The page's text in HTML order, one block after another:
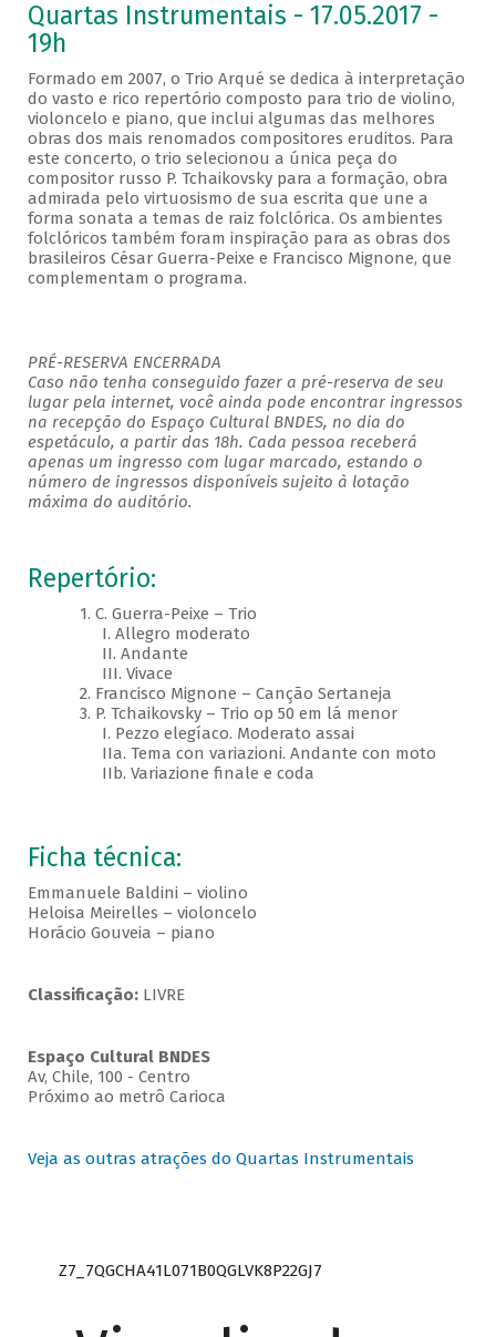
Quartas Instrumentais - 17.05.2017 -
19h
Formado em 2007, o Trio Arqué se dedica à interpretação
do vasto e rico repertório composto para trio de violino,
violoncelo e piano, que inclui algumas das melhores
obras dos mais renomados compositores eruditos. Para
este concerto, o trio selecionou a única peça do
compositor russo P. Tchaikovsky para a formação, obra
admirada pelo virtuosismo de sua escrita que une a
forma sonata a temas de raiz folclórica. Os ambientes
folclóricos também foram inspiração para as obras dos
brasileiros César Guerra-Peixe e Francisco Mignone, que
complementam o programa.
PRÉ-RESERVA ENCERRADA
Caso não tenha conseguido fazer a pré-reserva de seu
lugar pela internet, você ainda pode encontrar ingressos
na recepção do Espaço Cultural BNDES, no dia do
espetáculo, a partir das 18h. Cada pessoa receberá
apenas um ingresso com lugar marcado, estando o
número de ingressos disponíveis sujeito à lotação
máxima do auditório.
Repertório:
1. C. Guerra-Peixe – Trio
I. Allegro moderato
II. Andante
III. Vivace
2. Francisco Mignone – Canção Sertaneja
3. P. Tchaikovsky – Trio op 50 em lá menor
I. Pezzo elegíaco. Moderato assai
IIa. Tema con variazioni. Andante con moto
IIb. Variazione finale e coda
Ficha técnica:
Emmanuele Baldini – violino
Heloisa Meirelles – violoncelo
Horácio Gouveia – piano
Classificação:LIVRE
Espaço Cultural BNDES
Av, Chile, 100 - Centro
Próximo ao metrô Carioca
Veja as outras atrações do Quartas Instrumentais
Z7_7QGCHA41L071B0QGLVK8P22GJ7